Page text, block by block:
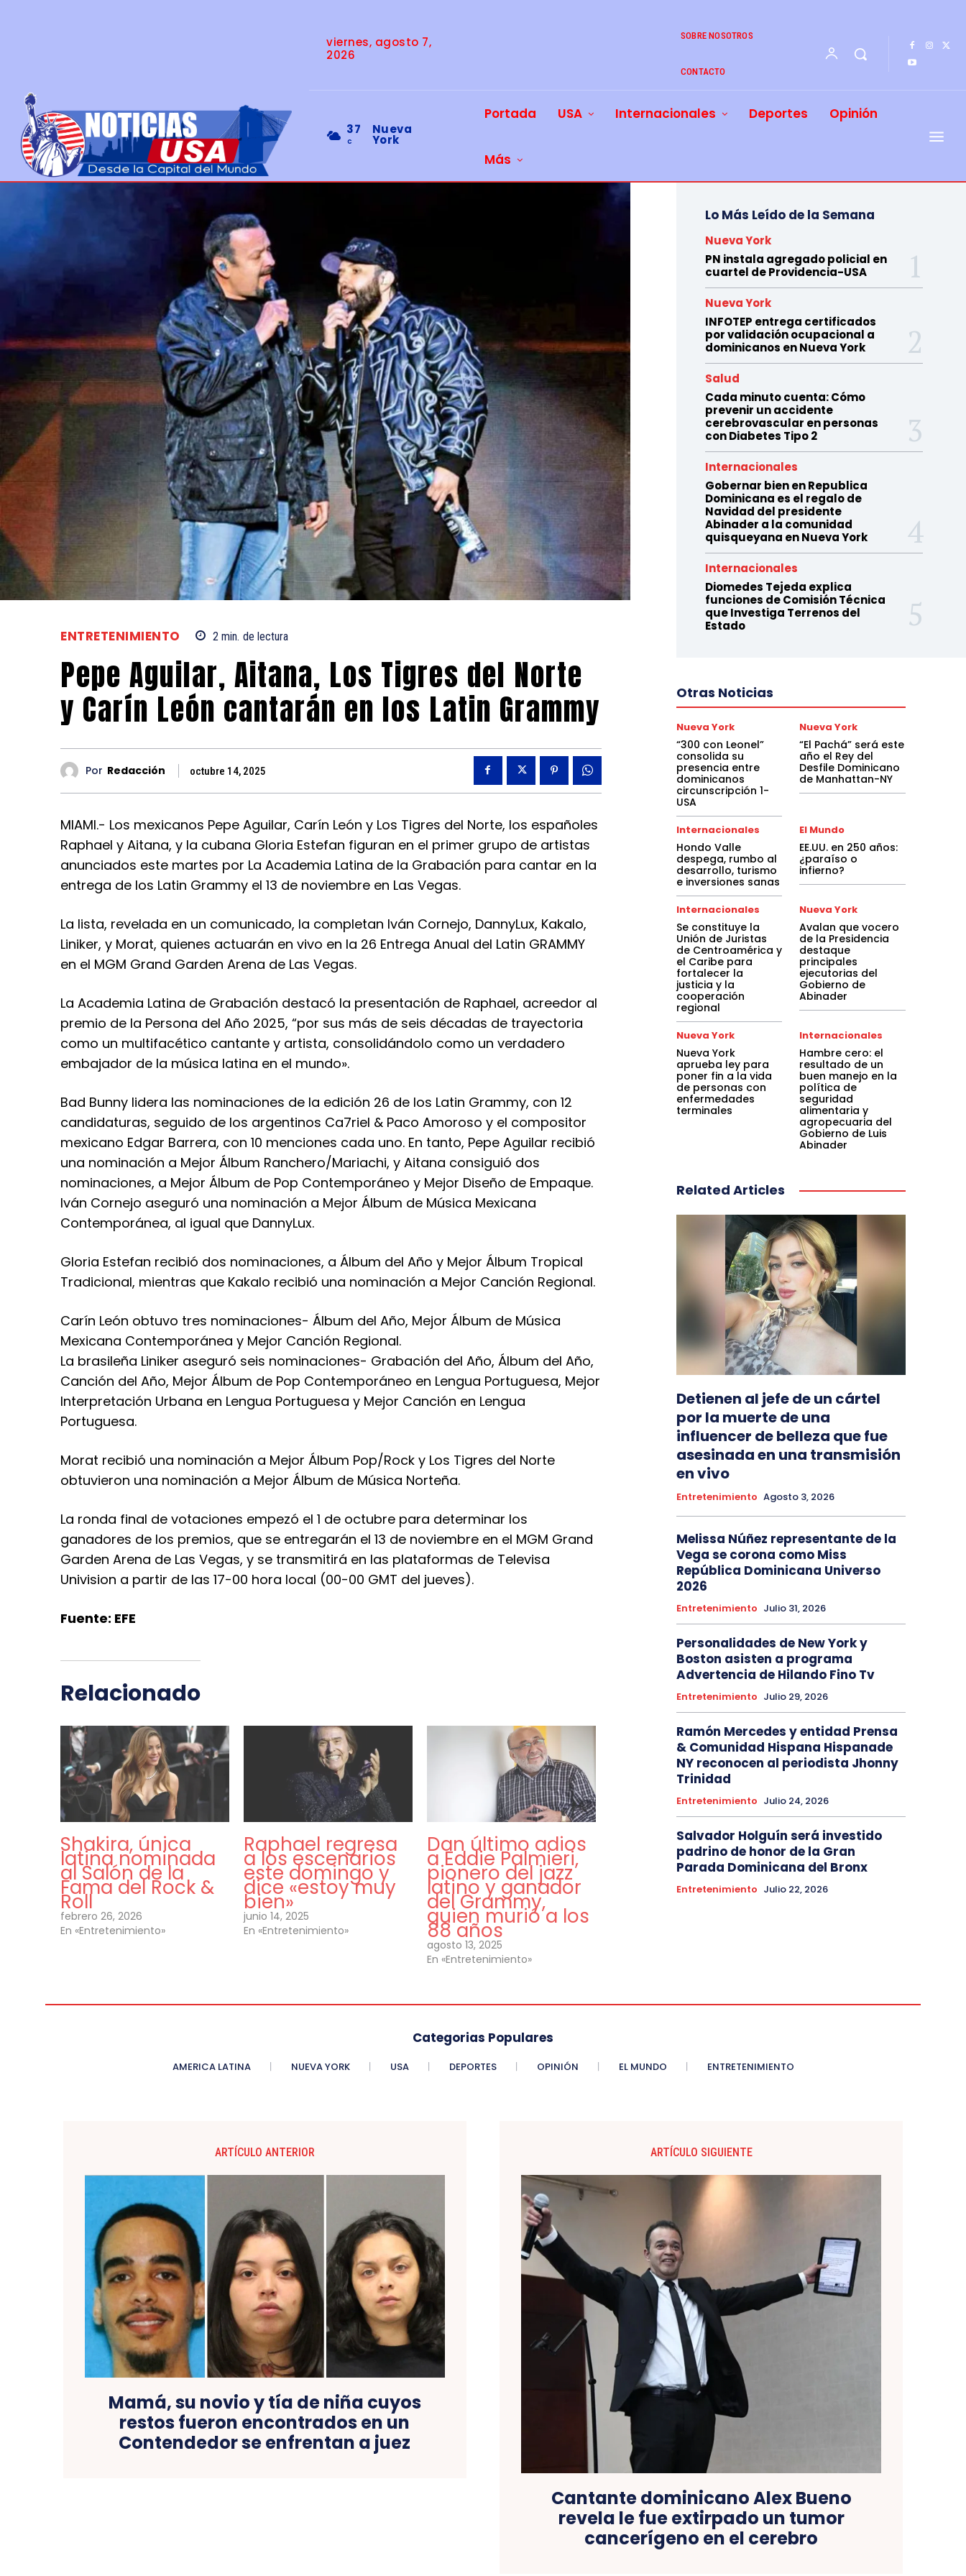
viernes, agosto 7,
2026
SOBRE NOSOTROS
CONTACTO
37
C
Nueva
York
Portada USA Internacionales Deportes Opinión
Más
ENTRETENIMIENTO 2 min. de lectura
Pepe Aguilar, Aitana, Los Tigres del Norte
y Carín León cantarán en los Latin Grammy
Por Redacción octubre 14, 2025
MIAMI.- Los mexicanos Pepe Aguilar, Carín León y Los Tigres del Norte, los españoles
Raphael y Aitana, y la cubana Gloria Estefan figuran en el primer grupo de artistas
anunciados este martes por La Academia Latina de la Grabación para cantar en la
entrega de los Latin Grammy el 13 de noviembre en Las Vegas.
La lista, revelada en un comunicado, la completan Iván Cornejo, DannyLux, Kakalo,
Liniker, y Morat, quienes actuarán en vivo en la 26 Entrega Anual del Latin GRAMMY
en el MGM Grand Garden Arena de Las Vegas.
La Academia Latina de Grabación destacó la presentación de Raphael, acreedor al
premio de la Persona del Año 2025, “por sus más de seis décadas de trayectoria
como un multifacético cantante y artista, consolidándolo como un verdadero
embajador de la música latina en el mundo».
Bad Bunny lidera las nominaciones de la edición 26 de los Latin Grammy, con 12
candidaturas, seguido de los argentinos Ca7riel & Paco Amoroso y el compositor
mexicano Edgar Barrera, con 10 menciones cada uno. En tanto, Pepe Aguilar recibió
una nominación a Mejor Álbum Ranchero/Mariachi, y Aitana consiguió dos
nominaciones, a Mejor Álbum de Pop Contemporáneo y Mejor Diseño de Empaque.
Iván Cornejo aseguró una nominación a Mejor Álbum de Música Mexicana
Contemporánea, al igual que DannyLux.
Gloria Estefan recibió dos nominaciones, a Álbum del Año y Mejor Álbum Tropical
Tradicional, mientras que Kakalo recibió una nominación a Mejor Canción Regional.
Carín León obtuvo tres nominaciones- Álbum del Año, Mejor Álbum de Música
Mexicana Contemporánea y Mejor Canción Regional.
La brasileña Liniker aseguró seis nominaciones- Grabación del Año, Álbum del Año,
Canción del Año, Mejor Álbum de Pop Contemporáneo en Lengua Portuguesa, Mejor
Interpretación Urbana en Lengua Portuguesa y Mejor Canción en Lengua
Portuguesa.
Morat recibió una nominación a Mejor Álbum Pop/Rock y Los Tigres del Norte
obtuvieron una nominación a Mejor Álbum de Música Norteña.
La ronda final de votaciones empezó el 1 de octubre para determinar los
ganadores de los premios, que se entregarán el 13 de noviembre en el MGM Grand
Garden Arena de Las Vegas, y se transmitirá en las plataformas de Televisa
Univision a partir de las 17-00 hora local (00-00 GMT del jueves).
Fuente: EFE
Relacionado
Shakira, única
latina nominada
al Salón de la
Fama del Rock &
Roll
febrero 26, 2026
En «Entretenimiento»
Raphael regresa
a los escenarios
este domingo y
dice «estoy muy
bien»
junio 14, 2025
En «Entretenimiento»
Dan último adios
a Eddie Palmieri,
pionero del jazz
latino y ganador
del Grammy,
quien murió a los
88 años
agosto 13, 2025
En «Entretenimiento»
Lo Más Leído de la Semana
Nueva York
PN instala agregado policial en
cuartel de Providencia-USA
Nueva York
INFOTEP entrega certificados
por validación ocupacional a
dominicanos en Nueva York
Salud
Cada minuto cuenta: Cómo
prevenir un accidente
cerebrovascular en personas
con Diabetes Tipo 2
Internacionales
Gobernar bien en Republica
Dominicana es el regalo de
Navidad del presidente
Abinader a la comunidad
quisqueyana en Nueva York
Internacionales
Diomedes Tejeda explica
funciones de Comisión Técnica
que Investiga Terrenos del
Estado
Otras Noticias
Nueva York
“300 con Leonel”
consolida su
presencia entre
dominicanos
circunscripción 1-
USA
Nueva York
“El Pachá” será este
año el Rey del
Desfile Dominicano
de Manhattan-NY
Internacionales
Hondo Valle
despega, rumbo al
desarrollo, turismo
e inversiones sanas
El Mundo
EE.UU. en 250 años:
¿paraíso o
infierno?
Internacionales
Se constituye la
Unión de Juristas
de Centroamérica y
el Caribe para
fortalecer la
justicia y la
cooperación
regional
Nueva York
Avalan que vocero
de la Presidencia
destaque
principales
ejecutorias del
Gobierno de
Abinader
Nueva York
Nueva York
aprueba ley para
poner fin a la vida
de personas con
enfermedades
terminales
Internacionales
Hambre cero: el
resultado de un
buen manejo en la
política de
seguridad
alimentaria y
agropecuaria del
Gobierno de Luis
Abinader
Related Articles
Detienen al jefe de un cártel
por la muerte de una
influencer de belleza que fue
asesinada en una transmisión
en vivo
Entretenimiento Agosto 3, 2026
Melissa Núñez representante de la
Vega se corona como Miss
República Dominicana Universo
2026
Entretenimiento Julio 31, 2026
Personalidades de New York y
Boston asisten a programa
Advertencia de Hilando Fino Tv
Entretenimiento Julio 29, 2026
Ramón Mercedes y entidad Prensa
& Comunidad Hispana Hispanade
NY reconocen al periodista Jhonny
Trinidad
Entretenimiento Julio 24, 2026
Salvador Holguín será investido
padrino de honor de la Gran
Parada Dominicana del Bronx
Entretenimiento Julio 22, 2026
Categorias Populares
AMERICA LATINA NUEVA YORK USA DEPORTES OPINIÓN EL MUNDO ENTRETENIMIENTO
ARTÍCULO ANTERIOR
Mamá, su novio y tía de niña cuyos
restos fueron encontrados en un
Contendedor se enfrentan a juez
ARTÍCULO SIGUIENTE
Cantante dominicano Alex Bueno
revela le fue extirpado un tumor
cancerígeno en el cerebro